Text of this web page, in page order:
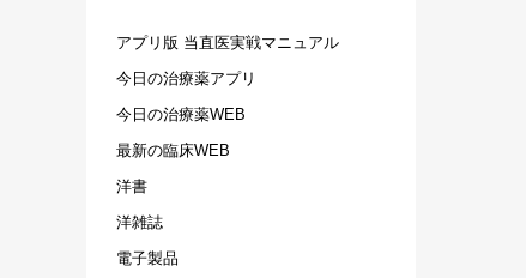
アプリ版 当直医実戦マニュアル
今日の治療薬アプリ
今日の治療薬WEB
最新の臨床WEB
洋書
洋雑誌
電子製品